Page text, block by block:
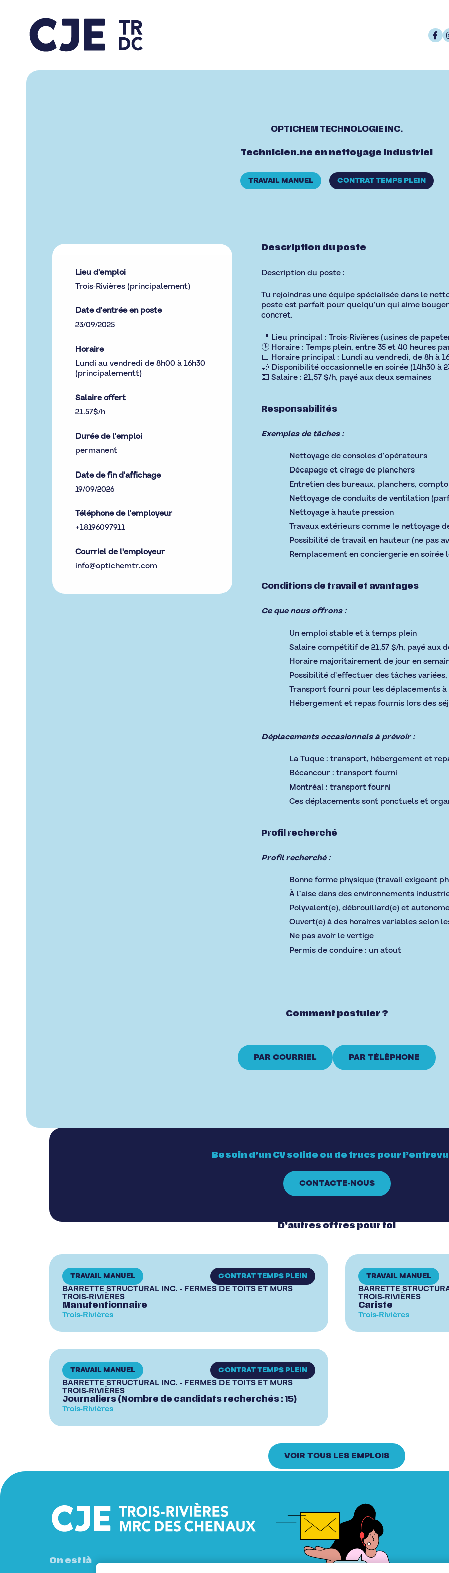
OPTICHEM TECHNOLOGIE INC.
Technicien.ne en nettoyage industriel
TRAVAIL MANUEL CONTRAT TEMPS PLEIN
Lieu d'emploi
Trois-Rivières (principalement)
Date d'entrée en poste
23/09/2025
Horaire
Lundi au vendredi de 8h00 à 16h30
(principalementt)
Salaire offert
21.57$/h
Durée de l'emploi
permanent
Date de fin d'affichage
19/09/2026
Téléphone de l'employeur
+18196097911
Courriel de l'employeur
info@optichemtr.com
Description du poste
Description du poste :
Tu rejoindras une équipe spécialisée dans le
poste est parfait pour quelqu’un qui aime
concret.
📍 Lieu principal : Trois-Rivières (usines de
🕒 Horaire : Temps plein, entre 35 et 40 heures
📅 Horaire principal : Lundi au vendredi, de 8h à
🌙 Disponibilité occasionnelle en soirée (14h30 à
💵 Salaire : 21,57 $/h, payé aux deux semaines
Responsabilités
Exemples de tâches :
Nettoyage de consoles d’opérateurs
Décapage et cirage de planchers
Entretien des bureaux, planchers,
Nettoyage de conduits de ventilation
Nettoyage à haute pression
Travaux extérieurs comme le nettoyage
Possibilité de travail en hauteur (ne pas
Remplacement en conciergerie en soirée
Conditions de travail et avantages
Ce que nous offrons :
Un emploi stable et à temps plein
Salaire compétitif de 21,57 $/h, payé aux
Horaire majoritairement de jour en
Possibilité d’effectuer des tâches
Transport fourni pour les déplacements à
Hébergement et repas fournis lors des
Déplacements occasionnels à prévoir :
La Tuque : transport, hébergement et
Bécancour : transport fourni
Montréal : transport fourni
Ces déplacements sont ponctuels et
Profil recherché
Profil recherché :
Bonne forme physique (travail exigeant
À l’aise dans des environnements
Polyvalent(e), débrouillard(e) et
Ouvert(e) à des horaires variables selon
Ne pas avoir le vertige
Permis de conduire : un atout
Comment postuler ?
PAR COURRIEL PAR TÉLÉPHONE
Besoin d’un CV solide ou de trucs pour
CONTACTE-NOUS
D’autres offres pour toi
TRAVAIL MANUEL CONTRAT TEMPS PLEIN
BARRETTE STRUCTURAL INC. - FERMES DE TOITS ET MURS
TROIS-RIVIÈRES
Manutentionnaire
Trois-Rivières
TRAVAIL MANUEL
BARRETTE
TROIS-RIVIÈRES
Cariste
Trois-Rivières
TRAVAIL MANUEL CONTRAT TEMPS PLEIN
BARRETTE STRUCTURAL INC. - FERMES DE TOITS ET MURS
TROIS-RIVIÈRES
Journaliers (Nombre de candidats recherchés : 15)
Trois-Rivières
VOIR TOUS LES EMPLOIS
On est là